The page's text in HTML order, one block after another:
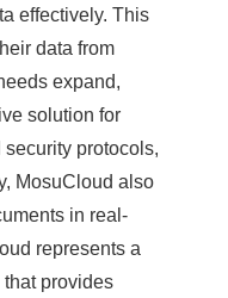
effectively. This
data from
expand,
solution for
protocols,
MosuCloud also
in real-
represents a
provides